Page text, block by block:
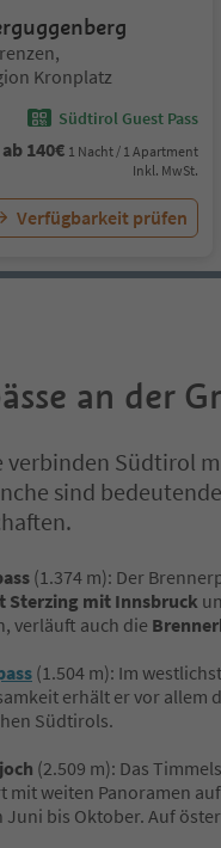
Kronplatz
Südtirol Guest Pass
ab 140€ 1 Nacht / 1 Apartment
Inkl. MwSt.
Verfügbarkeit prüfen
an der
verbinden Südtirol
sind
(1.374 m): Der
Sterzing mit Innsbruck
verläuft auch die
(1.504 m): Im
erhält er vor allem
Südtirols.
(2.509 m): Das
mit weiten Panoramen
Juni bis Oktober. Auf